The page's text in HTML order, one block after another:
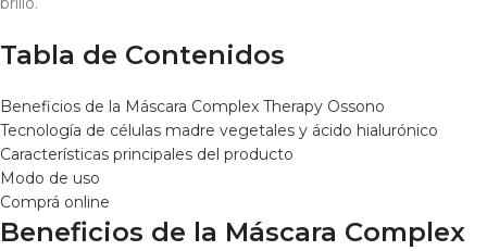
Tabla de Contenidos
Beneficios de la Máscara Complex Therapy Ossono
Tecnología de células madre vegetales y ácido hialurónico
Características principales del producto
Modo de uso
Comprá online
Beneficios de la Máscara Complex